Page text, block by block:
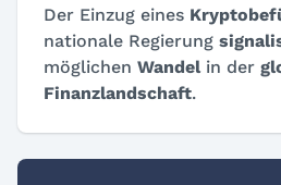
Der Einzug eines
nationale Regierung
möglichen Wandelin der
Finanzlandschaft.